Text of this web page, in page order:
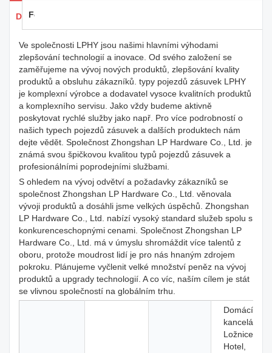
Detaily produkty
Feedback
Ve společnosti LPHY jsou našimi hlavními výhodami
zlepšování technologií a inovace. Od svého založení se
zaměřujeme na vývoj nových produktů, zlepšování kvality
produktů a obsluhu zákazníků. typy pojezdů zásuvek LPHY
je komplexní výrobce a dodavatel vysoce kvalitních produktů
a komplexního servisu. Jako vždy budeme aktivně
poskytovat rychlé služby jako např. Pro více podrobností o
našich typech pojezdů zásuvek a dalších produktech nám
dejte vědět. Společnost Zhongshan LP Hardware Co., Ltd. je
známá svou špičkovou kvalitou typů pojezdů zásuvek a
profesionálními poprodejními službami.
S ohledem na vývoj odvětví a požadavky zákazníků se
společnost Zhongshan LP Hardware Co., Ltd. věnovala
vývoji produktů a dosáhli jsme velkých úspěchů. Zhongshan
LP Hardware Co., Ltd. nabízí vysoký standard služeb spolu s
konkurenceschopnými cenami. Společnost Zhongshan LP
Hardware Co., Ltd. má v úmyslu shromáždit více talentů z
oboru, protože moudrost lidí je pro nás hnaným zdrojem
pokroku. Plánujeme vyčlenit velké množství peněz na vývoj
produktů a upgrady technologií. A co víc, naším cílem je stát
se vlivnou společností na globálním trhu.
Domácí
kancelář,
Ložnice,
Hotel,